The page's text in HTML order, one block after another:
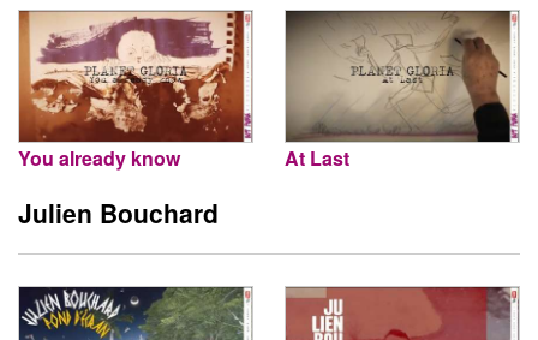
You already know At Last
Julien Bouchard